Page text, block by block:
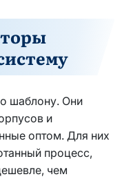
шаблону. Они
и
оптом. Для них
процесс,
чем